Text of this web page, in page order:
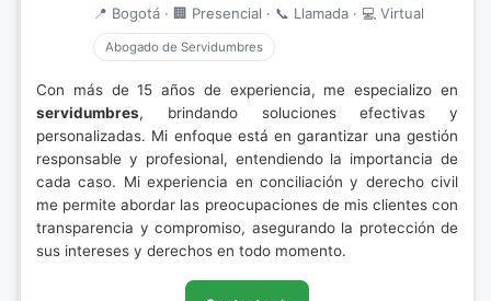
📍 Bogotá · 🏢 Presencial · 📞 Llamada · 💻 Virtual
Abogado de Servidumbres
Con más de 15 años de experiencia, me especializo en
servidumbres, brindando soluciones efectivas y
personalizadas. Mi enfoque está en garantizar una gestión
responsable y profesional, entendiendo la importancia de
cada caso. Mi experiencia en conciliación y derecho civil
me permite abordar las preocupaciones de mis clientes con
transparencia y compromiso, asegurando la protección de
sus intereses y derechos en todo momento.